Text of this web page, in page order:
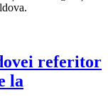
referitor
la